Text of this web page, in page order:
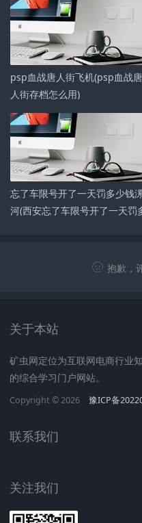
psp血战唐人街飞机(psp血战唐
人街存档怎么用)
忘了车限号开了一天罚多少钱
河(西安忘了车限号开了一天罚
抱歉，
关于本站
矿虫网定位为互联网电商行业
的综合学习门户网站。
Copyright © 2026 豫ICP备
联系我们
关注我们